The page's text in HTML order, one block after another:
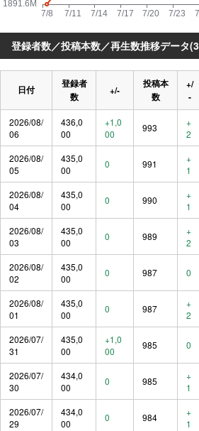
登録者数／投稿本数／再生数推移データ
日付
登録者
数
+/-
投稿本
数
+/
-
2026/08/
06
436,0
00
+1,0
00
993
+
2
2026/08/
05
435,0
00
0 991
+
1
2026/08/
04
435,0
00
0 990
+
1
2026/08/
03
435,0
00
0 989
+
2
2026/08/
02
435,0
00
0 987 0
2026/08/
01
435,0
00
0 987
+
2
2026/07/
31
435,0
00
+1,0
00
985 0
2026/07/
30
434,0
00
0 985
+
1
2026/07/
29
434,0
00
0 984
+
1